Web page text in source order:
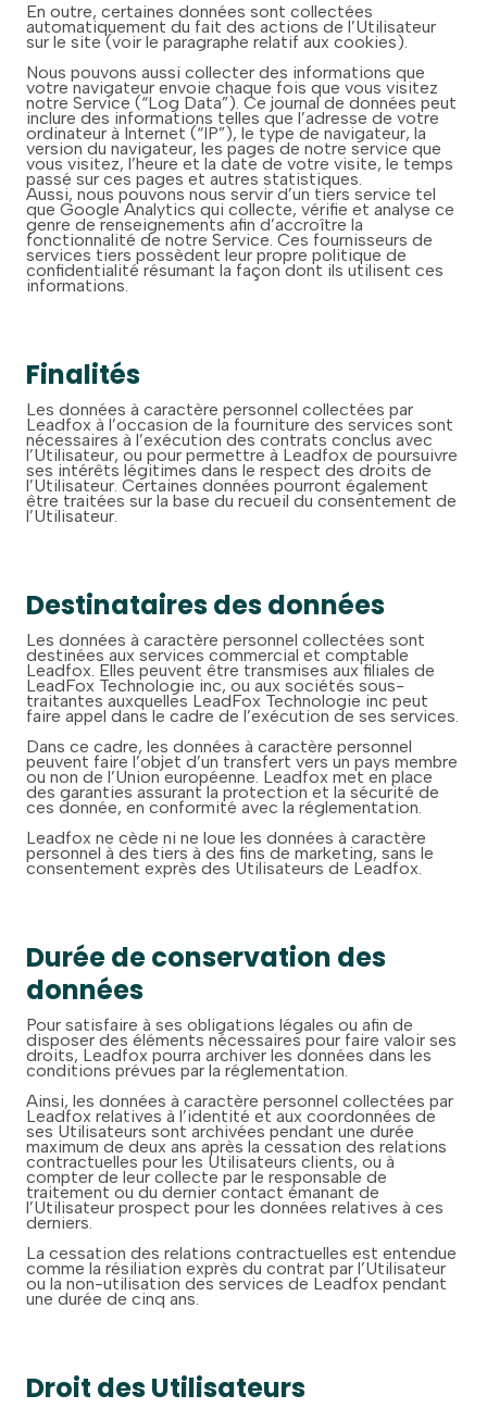
En outre, certaines données sont collectées
automatiquement du fait des actions de l’Utilisateur
sur le site (voir le paragraphe relatif aux cookies).
Nous pouvons aussi collecter des informations que
votre navigateur envoie chaque fois que vous visitez
notre Service (“Log Data”). Ce journal de données peut
inclure des informations telles que l’adresse de votre
ordinateur à Internet (“IP”), le type de navigateur, la
version du navigateur, les pages de notre service que
vous visitez, l’heure et la date de votre visite, le temps
passé sur ces pages et autres statistiques.
Aussi, nous pouvons nous servir d’un tiers service tel
que Google Analytics qui collecte, vérifie et analyse ce
genre de renseignements afin d’accroître la
fonctionnalité de notre Service. Ces fournisseurs de
services tiers possèdent leur propre politique de
confidentialité résumant la façon dont ils utilisent ces
informations.
Finalités
Les données à caractère personnel collectées par
Leadfox à l’occasion de la fourniture des services sont
nécessaires à l’exécution des contrats conclus avec
l’Utilisateur, ou pour permettre à Leadfox de poursuivre
ses intérêts légitimes dans le respect des droits de
l’Utilisateur. Certaines données pourront également
être traitées sur la base du recueil du consentement de
l’Utilisateur.
Destinataires des données
Les données à caractère personnel collectées sont
destinées aux services commercial et comptable
Leadfox. Elles peuvent être transmises aux filiales de
LeadFox Technologie inc, ou aux sociétés sous-
traitantes auxquelles LeadFox Technologie inc peut
faire appel dans le cadre de l’exécution de ses services.
Dans ce cadre, les données à caractère personnel
peuvent faire l’objet d’un transfert vers un pays membre
ou non de l’Union européenne. Leadfox met en place
des garanties assurant la protection et la sécurité de
ces donnée, en conformité avec la réglementation.
Leadfox ne cède ni ne loue les données à caractère
personnel à des tiers à des fins de marketing, sans le
consentement exprès des Utilisateurs de Leadfox.
Durée de conservation des
données
Pour satisfaire à ses obligations légales ou afin de
disposer des éléments nécessaires pour faire valoir ses
droits, Leadfox pourra archiver les données dans les
conditions prévues par la réglementation.
Ainsi, les données à caractère personnel collectées par
Leadfox relatives à l’identité et aux coordonnées de
ses Utilisateurs sont archivées pendant une durée
maximum de deux ans après la cessation des relations
contractuelles pour les Utilisateurs clients, ou à
compter de leur collecte par le responsable de
traitement ou du dernier contact émanant de
l’Utilisateur prospect pour les données relatives à ces
derniers.
La cessation des relations contractuelles est entendue
comme la résiliation exprès du contrat par l’Utilisateur
ou la non-utilisation des services de Leadfox pendant
une durée de cinq ans.
Droit des Utilisateurs